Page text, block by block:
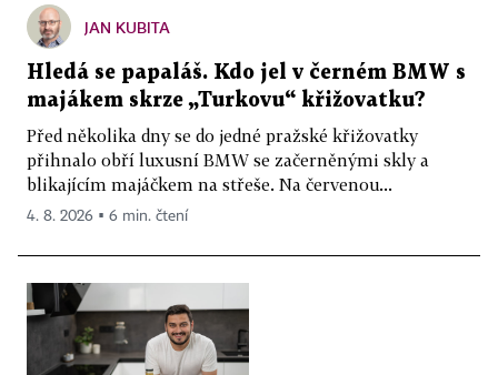
JAN KUBITA
Hledá se papaláš. Kdo jel v černém BMW s
majákem skrze „Turkovu“ křižovatku?
Před několika dny se do jedné pražské křižovatky
přihnalo obří luxusní BMW se začerněnými skly a
blikajícím majáčkem na střeše. Na červenou...
4. 8. 2026 ▪ 6 min. čtení